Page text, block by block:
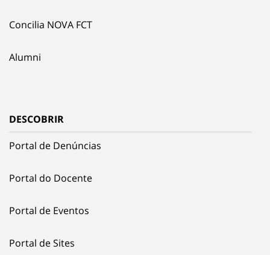
Concilia NOVA FCT
Alumni
DESCOBRIR
Portal de Denúncias
Portal do Docente
Portal de Eventos
Portal de Sites